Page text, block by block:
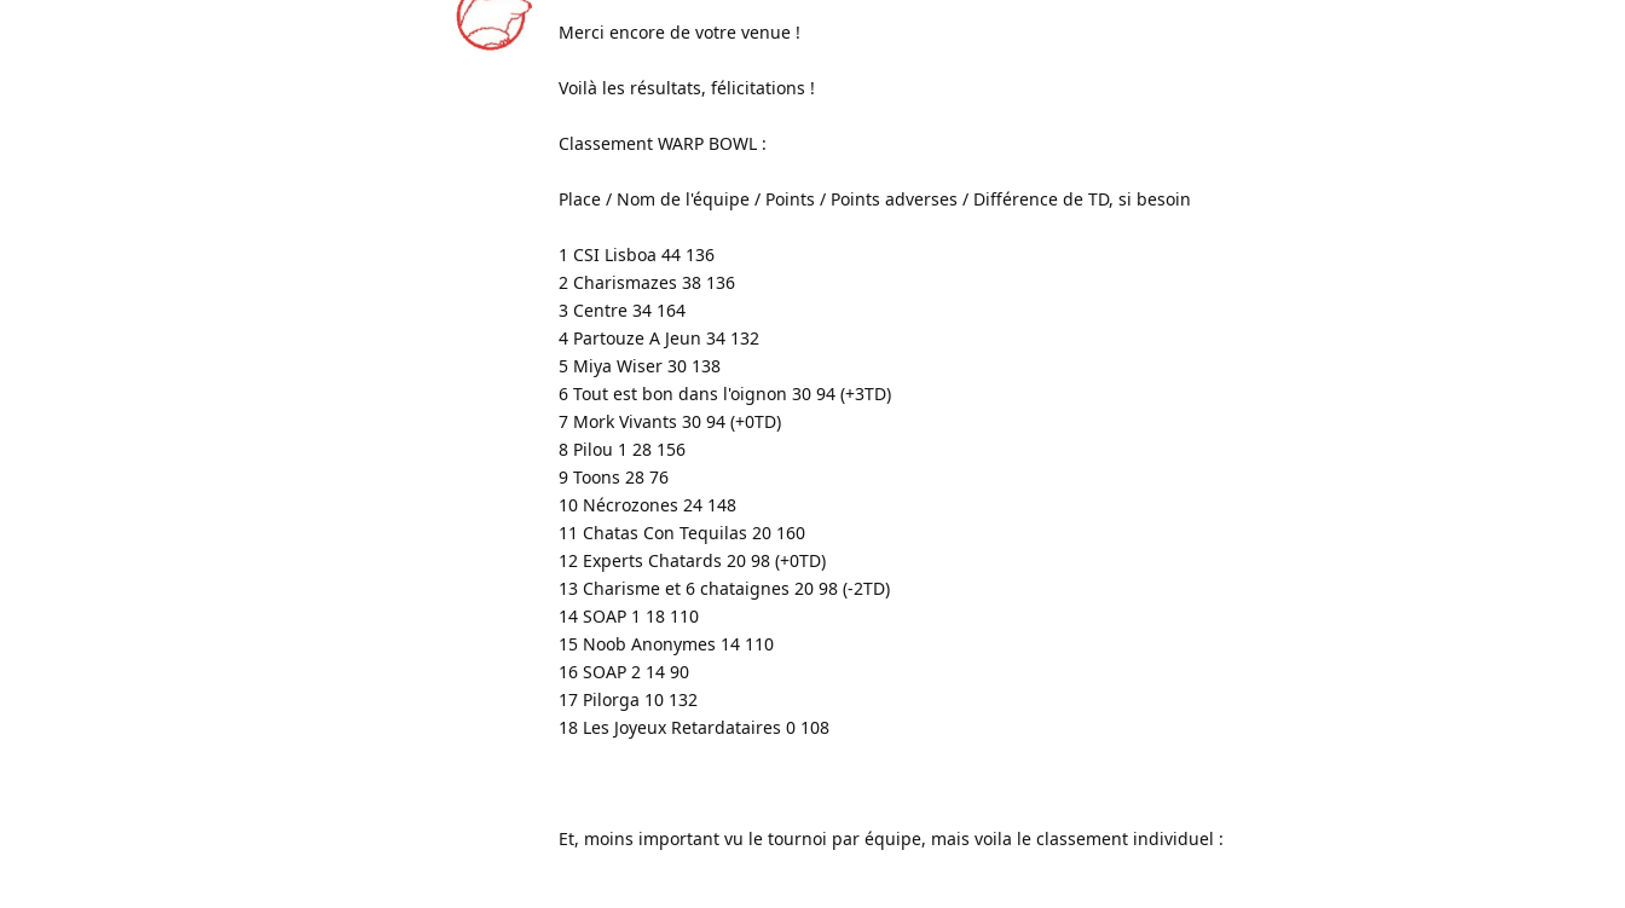
Merci encore de votre venue !
Voilà les résultats, félicitations !
Classement WARP BOWL :
Place / Nom de l'équipe / Points / Points adverses / Différence de TD, si besoin
1 CSI Lisboa 44 136
2 Charismazes 38 136
3 Centre 34 164
4 Partouze A Jeun 34 132
5 Miya Wiser 30 138
6 Tout est bon dans l'oignon 30 94 (+3TD)
7 Mork Vivants 30 94 (+0TD)
8 Pilou 1 28 156
9 Toons 28 76
10 Nécrozones 24 148
11 Chatas Con Tequilas 20 160
12 Experts Chatards 20 98 (+0TD)
13 Charisme et 6 chataignes 20 98 (-2TD)
14 SOAP 1 18 110
15 Noob Anonymes 14 110
16 SOAP 2 14 90
17 Pilorga 10 132
18 Les Joyeux Retardataires 0 108
Et, moins important vu le tournoi par équipe, mais voila le classement individuel :